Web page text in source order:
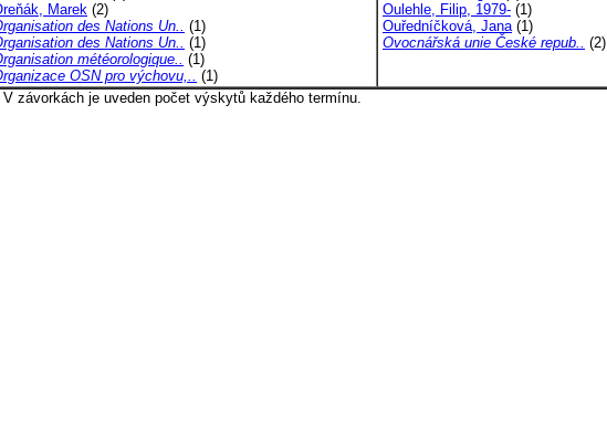
Marek (2)
des Nations Un.. (1)
des Nations Un.. (1)
météorologique.. (1)
OSN pro výchovu,.. (1)
Oulehle, Filip, 1979- (1)
Ouředníčková, Jana(1)
Ovocnářská unie České repub.. (2)
V závorkách je uveden počet výskytů každého termínu.